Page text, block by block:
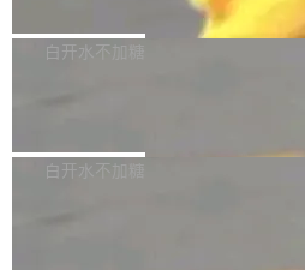
采样，无缝循环。音频解码失败时，
成兜底——锯齿波振荡器模拟脉冲，
至4小时，效率提升30倍。 这组数字
的不只是速度，而是把医学影像转化
正，才能成为机器能理解的高质量数据
这个版本面向生产环境，重心在内核
们彻底收敛了旧配置体系，扩展了
白开水不加糖
理工具。它可以查看，转换，编辑和
白开水不加糖